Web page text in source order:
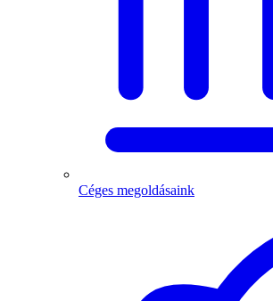
Céges megoldásaink